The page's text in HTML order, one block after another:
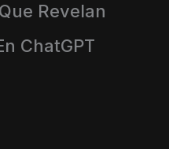
Revelan
ChatGPT